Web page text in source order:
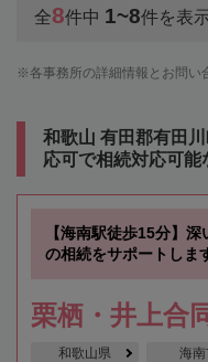
全8件中 1~8件を表
各事務所の詳細情報とお問い
和歌山 有田郡有田
応可で相続対応可能
【海南駅徒歩15分】
の相続をサポートしま
栗栖・井上合
和歌山県 海南